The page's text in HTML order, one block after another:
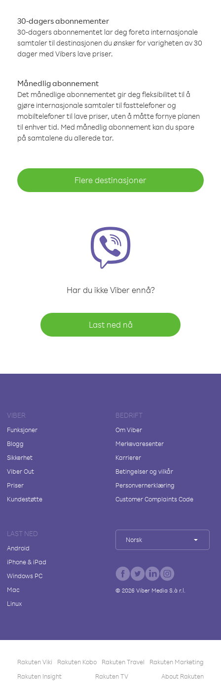
30-dagers abonnementer
30-dagers abonnementet lar deg foreta internasjonale
samtaler til destinasjonen du ønsker for varigheten av 30
dager med Vibers lave priser.
Månedlig abonnement
Det månedlige abonnementet gir deg fleksibilitet til å
gjøre internasjonale samtaler til fasttelefoner og
mobiltelefoner til lave priser, uten å måtte fornye planen
til enhver tid. Med månedlig abonnement kan du spare
på samtalene du allerede tar.
Flere destinasjoner
Har du ikke Viber ennå?
Last ned nå
VIBER
Funksjoner
Blogg
Sikkerhet
Viber Out
Priser
Kundestøtte
BEDRIFT
Om Viber
Merkevaresenter
Karrierer
Betingelser og vilkår
Personvernerklæring
Customer Complaints Code
LAST NED
Android
iPhone & iPad
Windows PC
Mac
Linux
Norsk
© 2026Viber Media S.à r.l.
Rakuten Viki Rakuten Kobo Rakuten Travel
Rakuten Marketing
Rakuten Insight
Rakuten TV About Rakuten